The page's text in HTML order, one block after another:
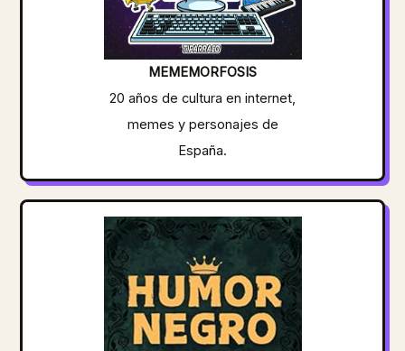
MEMEMORFOSIS
20 años de cultura en internet,
memes y personajes de
España.